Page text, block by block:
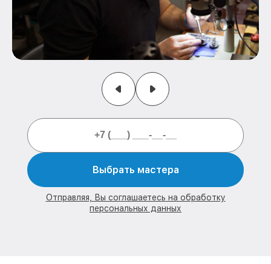
Выбрать мастера
Отправляя, Вы соглашаетесь на обработку
персональных данных